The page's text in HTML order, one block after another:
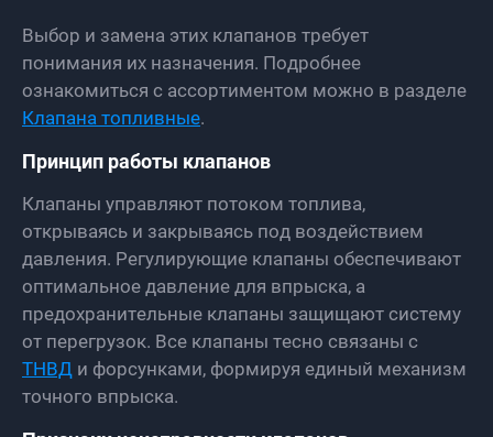
Выбор и замена этих клапанов требует
понимания их назначения. Подробнее
ознакомиться с ассортиментом можно в разделе
Клапана топливные.
Принцип работы клапанов
Клапаны управляют потоком топлива,
открываясь и закрываясь под воздействием
давления. Регулирующие клапаны обеспечивают
оптимальное давление для впрыска, а
предохранительные клапаны защищают систему
от перегрузок. Все клапаны тесно связаны с
ТНВД и форсунками, формируя единый механизм
точного впрыска.